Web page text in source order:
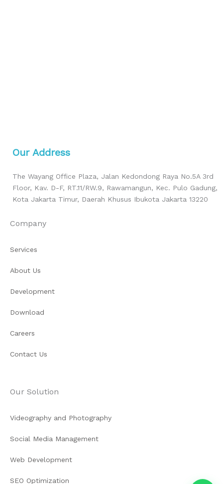
Our Address
The Wayang Office Plaza, Jalan Kedondong Raya No.5A 3rd
Floor, Kav. D-F, RT.11/RW.9, Rawamangun, Kec. Pulo Gadung,
Kota Jakarta Timur, Daerah Khusus Ibukota Jakarta 13220
Company
Services
About Us
Development
Download
Careers
Contact Us
Our Solution
Videography and Photography
Social Media Management
Web Development
SEO Optimization